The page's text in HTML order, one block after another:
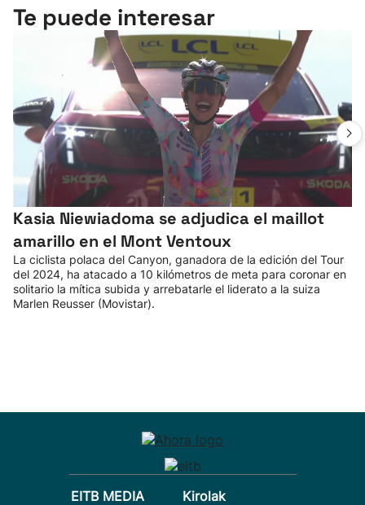
Te puede interesar
Kasia Niewiadoma se adjudica el maillot
amarillo en el Mont Ventoux
La ciclista polaca del Canyon, ganadora de la edición del Tour
del 2024, ha atacado a 10 kilómetros de meta para coronar en
solitario la mítica subida y arrebatarle el liderato a la suiza
Marlen Reusser (Movistar).
EITB MEDIA
Kirolak